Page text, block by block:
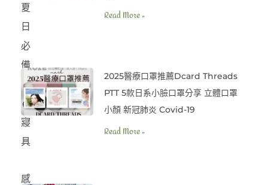
夏
日
必
備
透
氣
寢
具
感
Read More »
2025醫療口罩推薦Dcard Threads
PTT 5款日系小臉口罩分享 立體口罩
小顏 新冠肺炎 Covid-19
Read More »